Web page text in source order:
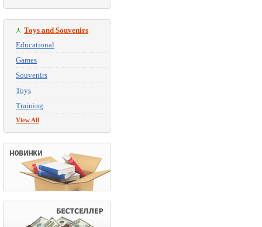
Toys and Souvenirs
Educational
Games
Souvenirs
Toys
Training
View All